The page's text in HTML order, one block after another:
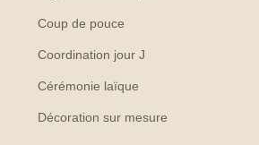
Coup de pouce
Coordination jour J
Cérémonie laïque
Décoration sur mesure